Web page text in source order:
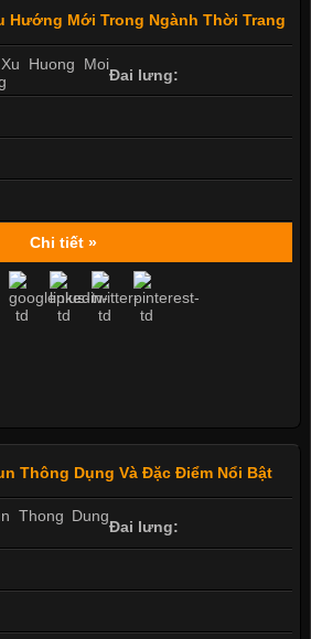
Hướng Mới Trong Ngành Thời Trang
Đai lưng:
Chi tiết »
Thông Dụng Và Đặc Điểm Nổi Bật
Đai lưng: